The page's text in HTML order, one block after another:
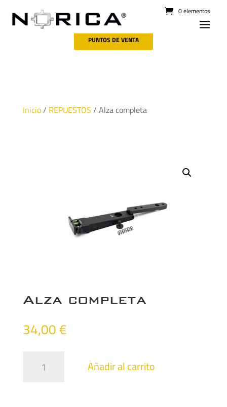
0 elementos
PUNTOS DE VENTA
Inicio/ REPUESTOS / Alza completa
Alza completa
34,00€
completa
Añadir al carrito